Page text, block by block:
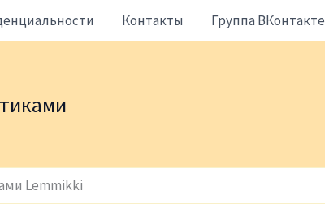
Контакты Группа ВКонтакте
Lemmikki